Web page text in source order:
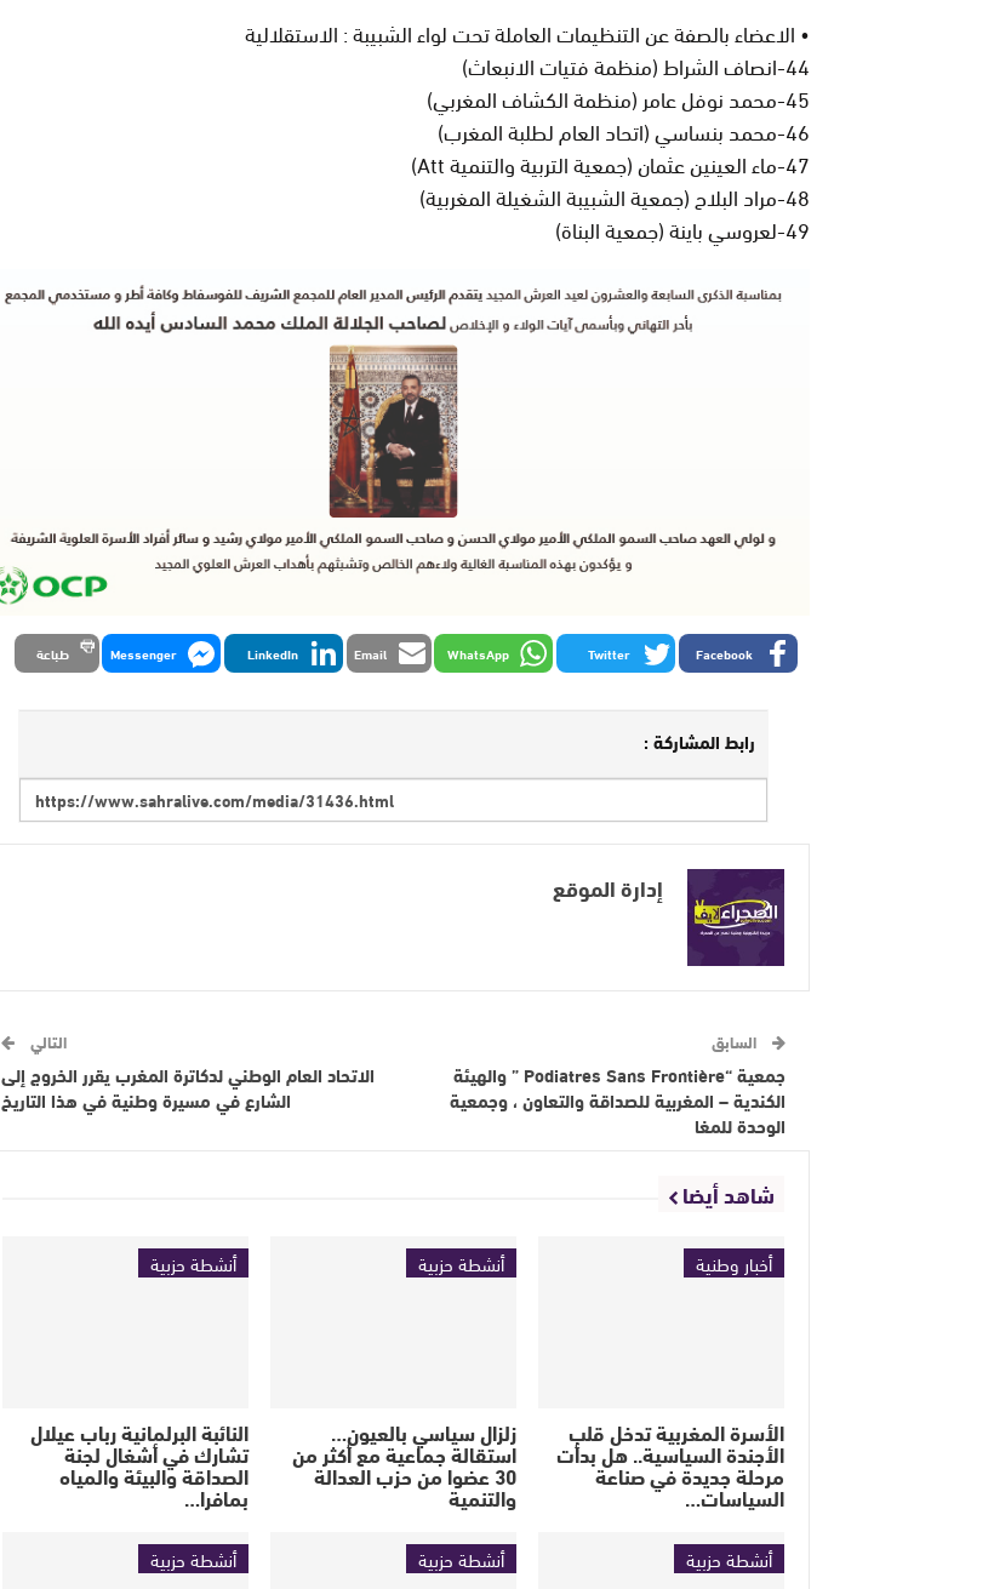
• الاعضاء بالصفة عن التنظيمات العاملة تحت لواء الشبيبة : الاستقلالية
44-انصاف الشراط (منظمة فتيات الانبعاث)
45-محمد نوفل عامر (منظمة الكشاف المغربي)
46-محمد بنساسي (اتحاد العام لطلبة المغرب)
47-ماء العينين عثمان (جمعية التربية والتنمية Att)
48-مراد البلاح (جمعية الشبيبة الشغيلة المغربية)
49-لعروسي باينة (جمعية البناة)
Facebook
Twitter
WhatsApp
Email
LinkedIn
Messenger طباعة
رابط المشاركة :
إدارة الموقع
السابق
جمعية “Podiatres Sans Frontière ” والهيئة
الكندية – المغربية للصداقة والتعاون ، وجمعية
الوحدة للمغا
التالي
الاتحاد العام الوطني لدكاترة المغرب يقرر الخروج إلى
الشارع في مسيرة وطنية في هذا التاريخ
شاهد أيضا
أخبار وطنية
الأسرة المغربية تدخل قلب
الأجندة السياسية.. هل بدأت
مرحلة جديدة في صناعة
السياسات…
أنشطة حزبية
زلزال سياسي بالعيون…
استقالة جماعية مع أكثر من
30 عضوا من حزب العدالة
والتنمية
أنشطة حزبية
النائبة البرلمانية رباب عيلال
تشارك في أشغال لجنة
الصداقة والبيئة والمياه
بمافرا…
أنشطة حزبية أنشطة حزبية أنشطة حزبية